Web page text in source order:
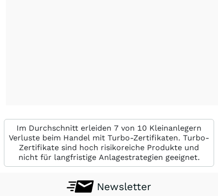
Im Durchschnitt erleiden 7 von 10 Kleinanlegern
Verluste beim Handel mit Turbo-Zertifikaten. Turbo-
Zertifikate sind hoch risikoreiche Produkte und
nicht für langfristige Anlagestrategien geeignet.
Newsletter